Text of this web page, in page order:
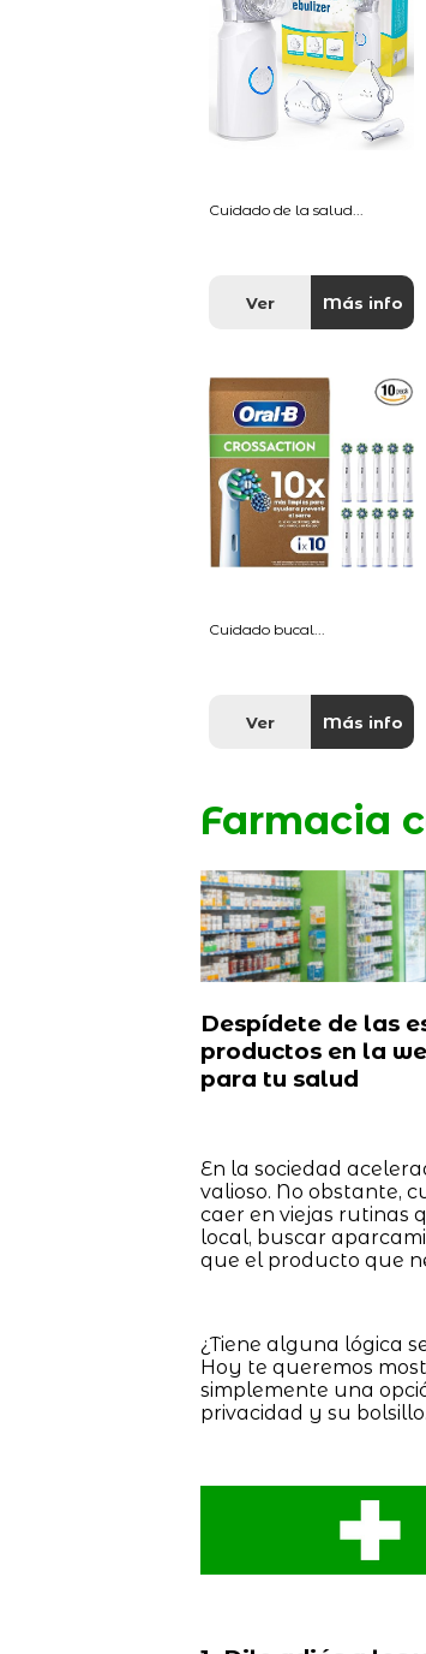
Cuidado de la salud...
Ver Más info
Cuidado bucal...
Ver Más info
Farmacia
Despídete de las
productos en la
para tu salud
En la sociedad
valioso. No obstante,
caer en viejas rutinas
local, buscar
que el producto que
¿Tiene alguna lógica
Hoy te queremos
simplemente una
privacidad y su bolsillo.